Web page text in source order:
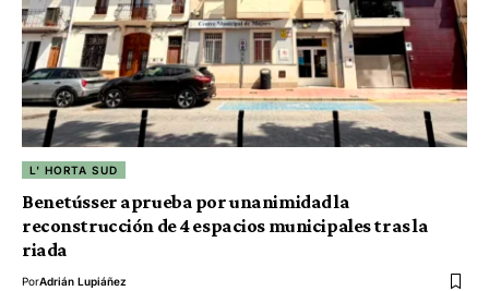
L' HORTA SUD
Benetússer aprueba por unanimidad la
reconstrucción de 4 espacios municipales tras la
riada
PorAdrián Lupiáñez